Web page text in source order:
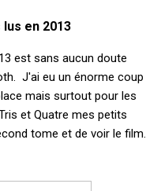
en 2013
est sans aucun doute
J'ai eu un énorme coup
mais surtout pour les
et Quatre mes petits
tome et de voir le film.